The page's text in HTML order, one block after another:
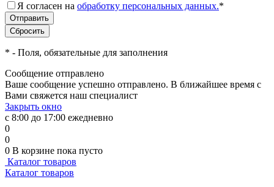
Я согласен на обработку персональных данных.*
* - Поля, обязательные для заполнения
Сообщение отправлено
Ваше сообщение успешно отправлено. В ближайшее время с
Вами свяжется наш специалист
Закрыть окно
с 8:00 до 17:00 ежедневно
0
0
0 В корзине пока пусто
Каталог товаров
Каталог товаров